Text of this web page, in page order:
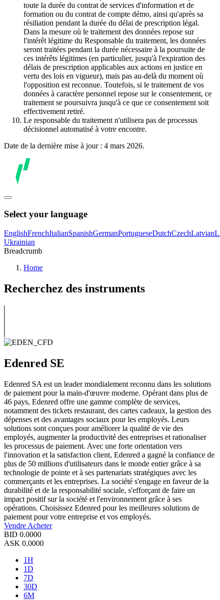
toute la durée du contrat de services d'information et de
formation ou du contrat de compte démo, ainsi qu'après sa
résiliation pendant la durée du délai de prescription légal.
Dans la mesure où le traitement des données repose sur
l'intérêt légitime du Responsable du traitement, les données
seront traitées pendant la durée nécessaire à la poursuite de
ces intérêts légitimes (en particulier, jusqu'à l'expiration des
délais de prescription applicables aux actions en justice en
vertu des lois en vigueur), mais pas au-delà du moment où
l'opposition est reconnue. Toutefois, si le traitement de vos
données à caractère personnel repose sur le consentement, ce
traitement se poursuivra jusqu'à ce que ce consentement soit
effectivement retiré.
Le responsable du traitement n'utilisera pas de processus
décisionnel automatisé à votre encontre.
Date de la dernière mise à jour : 4 mars 2026.
Select your language
EnglishFrenchItalianSpanishGermanPortugueseDutchCzechLatvian
Ukrainian
Breadcrumb
Home
Recherchez des instruments
Edenred SE
Edenred SA est un leader mondialement reconnu dans les solutions
de paiement pour la main-d'œuvre moderne. Opérant dans plus de
46 pays, Edenred offre une gamme complète de services,
notamment des tickets restaurant, des cartes cadeaux, la gestion des
dépenses et des avantages sociaux pour les employés. Leurs
solutions sont conçues pour améliorer la qualité de vie des
employés, augmenter la productivité des entreprises et rationaliser
les processus de paiement. Avec une forte orientation vers
l'innovation et la satisfaction client, Edenred a gagné la confiance de
plus de 50 millions d'utilisateurs dans le monde entier grâce à sa
technologie de pointe et à ses partenariats stratégiques avec les
commerçants et les entreprises. La société s'engage en faveur de la
durabilité et de la responsabilité sociale, s'efforçant de faire un
impact positif sur la société et l'environnement grâce à ses
opérations. Choisissez Edenred pour les meilleures solutions de
paiement pour votre entreprise et vos employés.
Vendre Acheter
BID 0.0000
ASK 0.0000
1H
1D
7D
30D
6M